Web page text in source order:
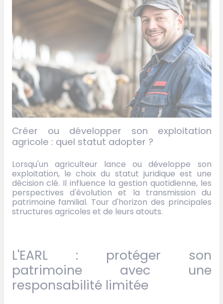
Créer ou développer son exploitation
agricole : quel statut adopter ?
Lorsqu'un agriculteur lance ou développe son
exploitation, le choix du statut juridique est une
décision clé. Il influence la gestion quotidienne, les
perspectives d'évolution et la transmission du
patrimoine familial. Tour d'horizon des principales
structures agricoles et de leurs atouts.
L'EARL : protéger son
patrimoine avec une
responsabilité limitée